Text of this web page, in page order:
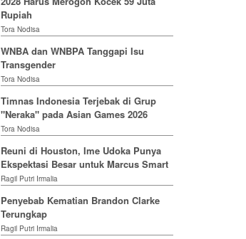
Rupiah
Tora Nodisa
WNBA dan WNBPA Tanggapi Isu
Transgender
Tora Nodisa
Timnas Indonesia Terjebak di Grup
"Neraka" pada Asian Games 2026
Tora Nodisa
Reuni di Houston, Ime Udoka Punya
Ekspektasi Besar untuk Marcus Smart
Ragil Putri Irmalia
Penyebab Kematian Brandon Clarke
Terungkap
Ragil Putri Irmalia